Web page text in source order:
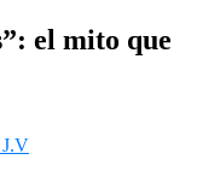
el mito que
J.V